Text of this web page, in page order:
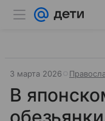
3 марта 2026
В